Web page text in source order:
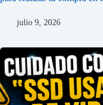
julio 9, 2026